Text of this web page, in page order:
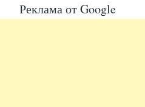
Реклама от Google